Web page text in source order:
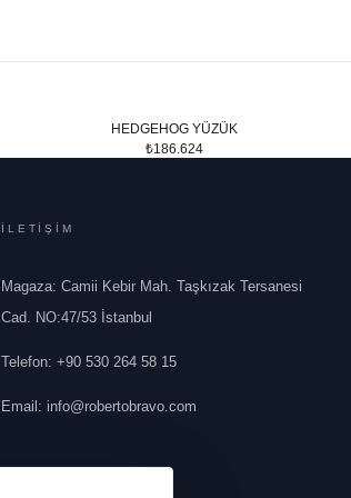
HEDGEHOG YÜZÜK
₺186.624
İLETİŞİM
Magaza: Camii Kebir Mah. Taşkızak Tersanesi
Cad. NO:47/53 İstanbul
Telefon: +90 530 264 58 15
Email : info@robertobravo.com